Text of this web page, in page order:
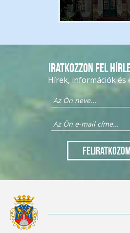
Iratkozzon fel
Hírek, információk és